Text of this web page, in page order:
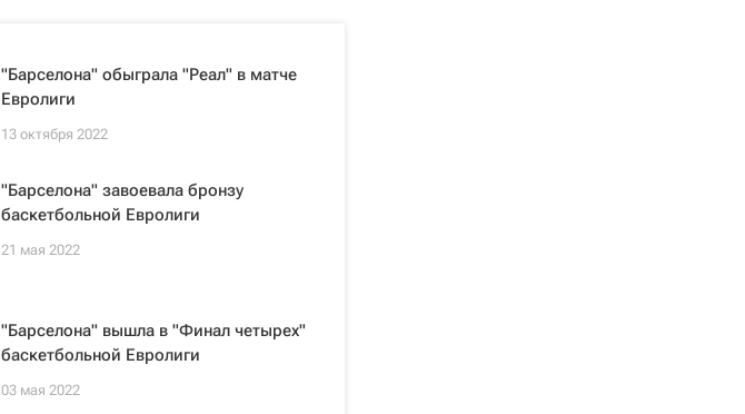
"Барселона" обыграла "Реал" в матче
Евролиги
13 октября 2022
"Барселона" завоевала бронзу
баскетбольной Евролиги
21 мая 2022
"Барселона" вышла в "Финал четырех"
баскетбольной Евролиги
03 мая 2022